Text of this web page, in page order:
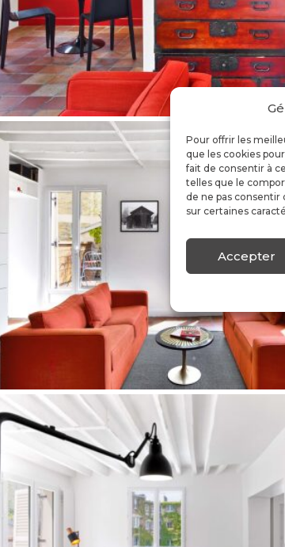
Pour offrir les
que les cookies
fait de consentir à
telles que le
de ne pas
sur certaines
Accepter